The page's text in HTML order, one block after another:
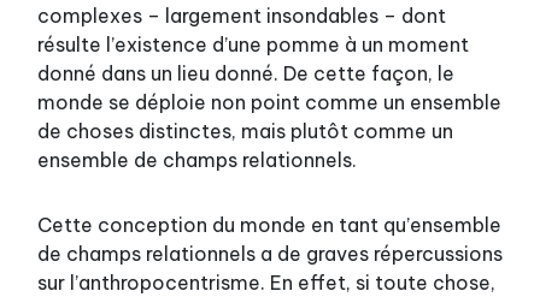
complexes – largement insondables – dont
résulte l’existence d’une pomme à un moment
donné dans un lieu donné. De cette façon, le
monde se déploie non point comme un ensemble
de choses distinctes, mais plutôt comme un
ensemble de champs relationnels.
Cette conception du monde en tant qu’ensemble
de champs relationnels a de graves répercussions
sur l’anthropocentrisme. En effet, si toute chose,